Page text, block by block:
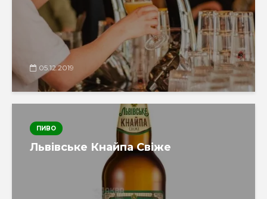
05.12.2019
ПИВО
Львівське Кнайпа Свіже